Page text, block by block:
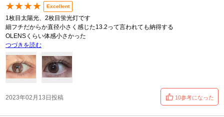
★★★★ Excellent
1枚目太陽光、2枚目蛍光灯です
細フチだからか直径小さく感じた13.2って言われても納得する
OLENSくらい体感小さかった
つづきを読む
2023年02月13日投稿 10参考になった